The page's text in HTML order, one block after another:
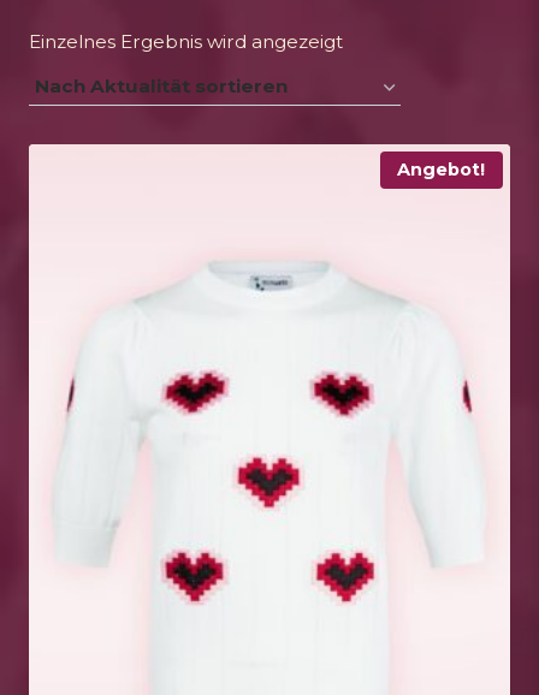
Einzelnes Ergebnis wird angezeigt
Angebot!